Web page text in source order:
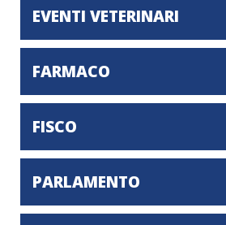
EVENTI VETERINARI
FARMACO
FISCO
PARLAMENTO